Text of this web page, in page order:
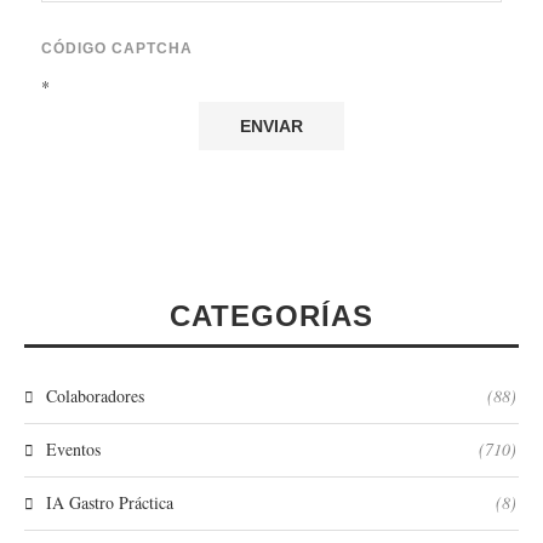
CÓDIGO CAPTCHA
*
CATEGORÍAS
Colaboradores (88)
Eventos (710)
IA Gastro Práctica (8)